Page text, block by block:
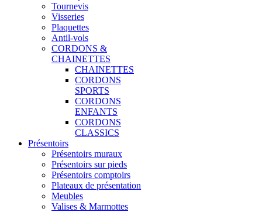
Tournevis
Visseries
Plaquettes
Antil-vols
CORDONS &
CHAINETTES
CHAINETTES
CORDONS
SPORTS
CORDONS
ENFANTS
CORDONS
CLASSICS
Présentoirs
Présentoirs muraux
Présentoirs sur pieds
Présentoirs comptoirs
Plateaux de présentation
Meubles
Valises & Marmottes